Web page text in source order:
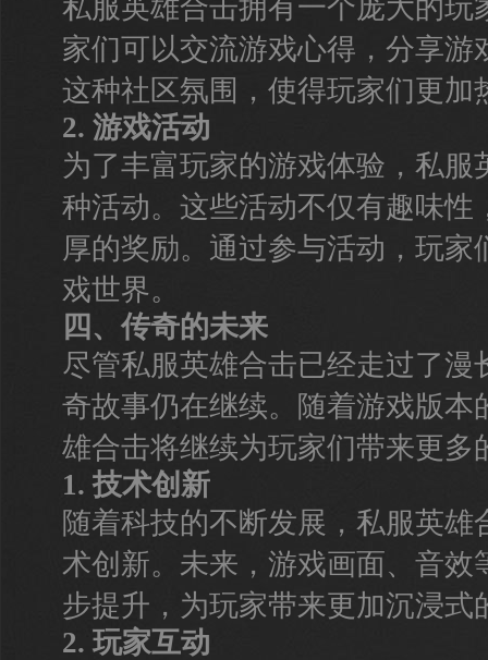
私服英雄合击拥有一个庞大的玩
家们可以交流游戏心得，分享游
这种社区氛围，使得玩家们更加
2. 游戏活动
为了丰富玩家的游戏体验，私服
种活动。这些活动不仅有趣味性
厚的奖励。通过参与活动，玩家
戏世界。
四、传奇的未来
尽管私服英雄合击已经走过了漫
奇故事仍在继续。随着游戏版本
雄合击将继续为玩家们带来更多
1. 技术创新
随着科技的不断发展，私服英雄
术创新。未来，游戏画面、音效
步提升，为玩家带来更加沉浸式
2. 玩家互动